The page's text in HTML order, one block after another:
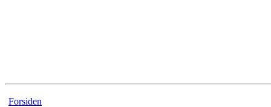
Forsiden